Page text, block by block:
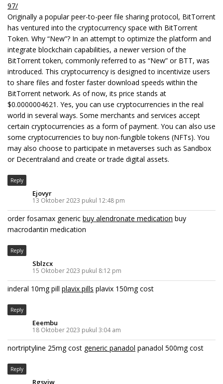
97/
Originally a popular peer-to-peer file sharing protocol, BitTorrent
has ventured into the cryptocurrency space with BitTorrent
Token. Why “New”? In an attempt to optimize the platform and
integrate blockchain capabilities, a newer version of the
BitTorrent token, commonly referred to as “New” or BTT, was
introduced. This cryptocurrency is designed to incentivize users
to share files and foster faster download speeds within the
BitTorrent network. As of now, its price stands at
$0.0000004621. Yes, you can use cryptocurrencies in the real
world in several ways. Some merchants and services accept
certain cryptocurrencies as a form of payment. You can also use
some cryptocurrencies to buy non-fungible tokens (NFTs). You
may also choose to participate in metaverses such as Sandbox
or Decentraland and create or trade digital assets.
Reply
Ejovyr
13 Oktober 2023 pukul 12:48 pm
order fosamax generic buy alendronate medication buy
macrodantin medication
Reply
Sblzcx
15 Oktober 2023 pukul 8:12 pm
inderal 10mg pill plavix pills plavix 150mg cost
Reply
Eeembu
18 Oktober 2023 pukul 3:04 am
nortriptyline 25mg cost generic panadol panadol 500mg cost
Reply
Rgsyiw